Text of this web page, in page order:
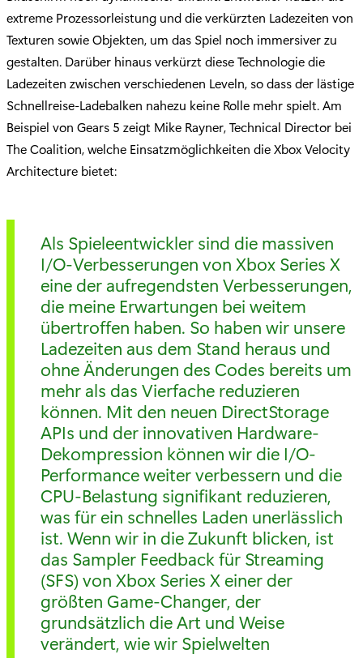
extreme Prozessorleistung und die verkürzten Ladezeiten von
Texturen sowie Objekten, um das Spiel noch immersiver zu
gestalten. Darüber hinaus verkürzt diese Technologie die
Ladezeiten zwischen verschiedenen Leveln, so dass der lästige
Schnellreise-Ladebalken nahezu keine Rolle mehr spielt. Am
Beispiel von Gears 5 zeigt Mike Rayner, Technical Director bei
The Coalition, welche Einsatzmöglichkeiten die Xbox Velocity
Architecture bietet:
Als Spieleentwickler sind die massiven
I/O-Verbesserungen von Xbox Series X
eine der aufregendsten Verbesserungen,
die meine Erwartungen bei weitem
übertroffen haben. So haben wir unsere
Ladezeiten aus dem Stand heraus und
ohne Änderungen des Codes bereits um
mehr als das Vierfache reduzieren
können. Mit den neuen DirectStorage
APIs und der innovativen Hardware-
Dekompression können wir die I/O-
Performance weiter verbessern und die
CPU-Belastung signifikant reduzieren,
was für ein schnelles Laden unerlässlich
ist. Wenn wir in die Zukunft blicken, ist
das Sampler Feedback für Streaming
(SFS) von Xbox Series X einer der
größten Game-Changer, der
grundsätzlich die Art und Weise
verändert, wie wir Spielwelten